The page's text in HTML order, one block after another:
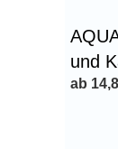
und
ab